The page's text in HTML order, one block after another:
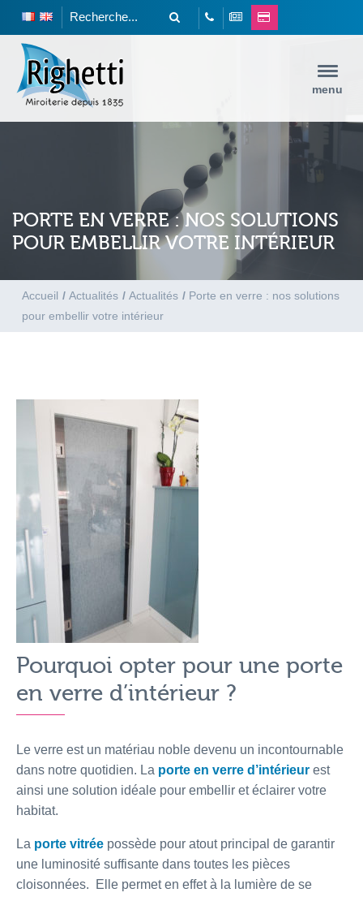
menu
PORTE EN VERRE : NOS SOLUTIONS
POUR EMBELLIR VOTRE INTÉRIEUR
Accueil / Actualités / Actualités / Porte en verre : nos solutions
pour embellir votre intérieur
Pourquoi opter pour une porte
en verre d’intérieur ?
Le verre est un matériau noble devenu un incontournable
dans notre quotidien. La porte en verre d’intérieur est
ainsi une solution idéale pour embellir et éclairer votre
habitat.
La porte vitrée possède pour atout principal de garantir
une luminosité suffisante dans toutes les pièces
cloisonnées. Elle permet en effet à la lumière de se